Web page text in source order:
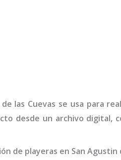
las Cuevas se usa para
desde un archivo digital,
de playeras en San Agustin